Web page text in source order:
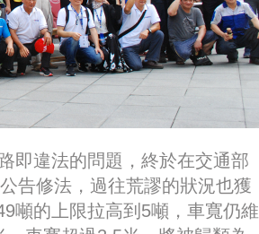
即違法的問題，終於在交通部
告修法，過往荒謬的狀況也獲
噸的上限拉高到5噸，車寬仍維